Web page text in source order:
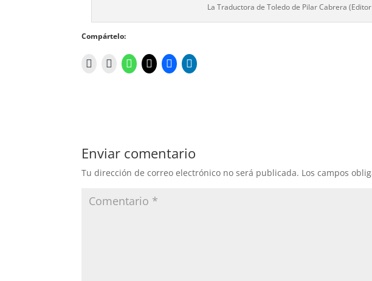
La Traductora de Toledo de Pilar Cabrera
Compártelo:
Enviar comentario
Tu dirección de correo electrónico no será publicada. Los campos